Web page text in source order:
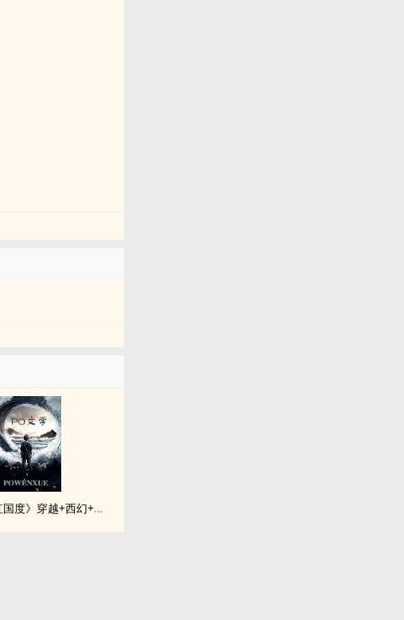
《落入彩虹国度》穿越+西幻+言情